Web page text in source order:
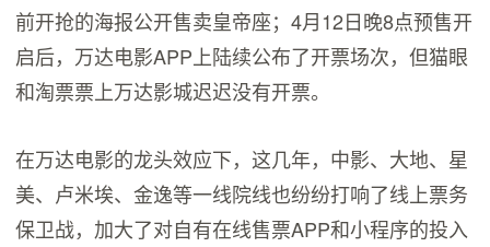
前开抢的海报公开售卖皇帝座；4月12日晚8点预售开
启后，万达电影APP上陆续公布了开票场次，但猫眼
和淘票票上万达影城迟迟没有开票。
在万达电影的龙头效应下，这几年，中影、大地、星
美、卢米埃、金逸等一线院线也纷纷打响了线上票务
保卫战，加大了对自有在线售票APP和小程序的投入